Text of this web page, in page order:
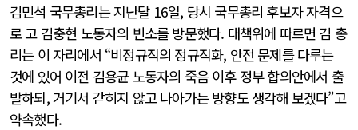
김민석 국무총리는 지난달 16일, 당시 국무총리 후보자 자격으
로 고 김충현 노동자의 빈소를 방문했다. 대책위에 따르면 김 총
리는 이 자리에서 “비정규직의 정규직화, 안전 문제를 다루는
것에 있어 이전 김용균 노동자의 죽음 이후 정부 합의안에서 출
발하되, 거기서 갇히지 않고 나아가는 방향도 생각해 보겠다”고
약속했다.